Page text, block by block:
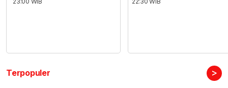
Terpopuler >